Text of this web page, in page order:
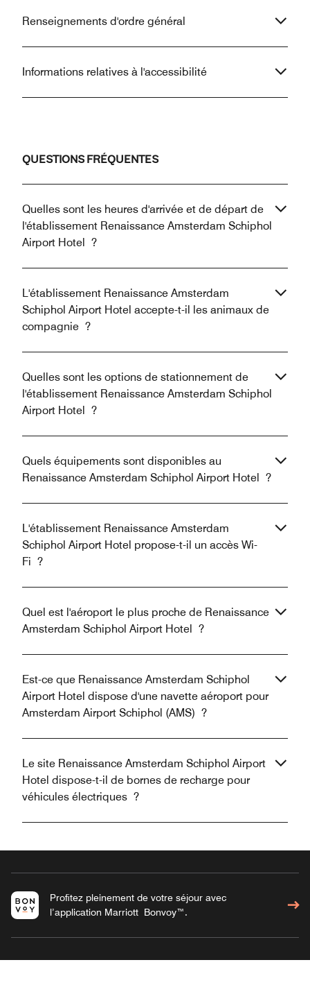
Renseignements d'ordre général
Informations relatives à l'accessibilité
QUESTIONS FRÉQUENTES
Quelles sont les heures d'arrivée et de départ de
l'établissement Renaissance Amsterdam Schiphol
Airport Hotel ?
L'établissement Renaissance Amsterdam
Schiphol Airport Hotel accepte-t-il les animaux de
compagnie ?
Quelles sont les options de stationnement de
l'établissement Renaissance Amsterdam Schiphol
Airport Hotel ?
Quels équipements sont disponibles au
Renaissance Amsterdam Schiphol Airport Hotel ?
L'établissement Renaissance Amsterdam
Schiphol Airport Hotel propose-t-il un accès Wi-
Fi ?
Quel est l'aéroport le plus proche de Renaissance
Amsterdam Schiphol Airport Hotel ?
Est-ce que Renaissance Amsterdam Schiphol
Airport Hotel dispose d'une navette aéroport pour
Amsterdam Airport Schiphol (AMS) ?
Le site Renaissance Amsterdam Schiphol Airport
Hotel dispose-t-il de bornes de recharge pour
véhicules électriques ?
Profitez pleinement de votre séjour avec
l’application Marriott Bonvoy™.